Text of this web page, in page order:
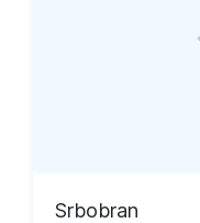
Srbobran